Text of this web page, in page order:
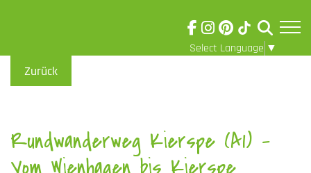
Assistenzsoftware
öffnen.
Select Language ▼
Zurück
Rundwanderweg Kierspe (A1) -